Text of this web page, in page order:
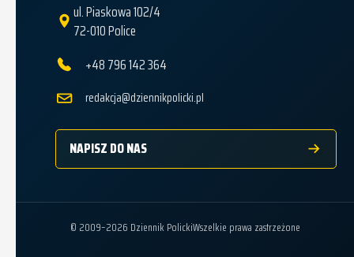
ul. Piaskowa 102/4
72-010 Police
+48 796 142 364
redakcja@dziennikpolicki.pl
NAPISZ DO NAS
© 2009–2026 Dziennik PolickiWszelkie prawa zastrzeżone